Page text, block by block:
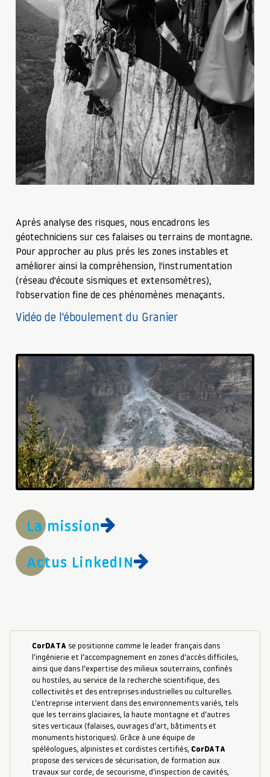
Après analyse des risques, nous encadrons les
géotechniciens sur ces falaises ou terrains de montagne.
Pour approcher au plus prés les zones instables et
améliorer ainsi la compréhension, l'instrumentation
(réseau d'écoute sismiques et extensomètres),
l'observation fine de ces phénomènes menaçants.
Vidéo de l'éboulement du Granier
La mission
Actus LinkedIN
CorDATA se positionne comme le leader français dans
l’ingénierie et l’accompagnement en zones d’accès difficiles,
ainsi que dans l’expertise des milieux souterrains, confinés
ou hostiles, au service de la recherche scientifique, des
collectivités et des entreprises industrielles ou culturelles.
L’entreprise intervient dans des environnements variés, tels
que les terrains glaciaires, la haute montagne et d’autres
sites verticaux (falaises, ouvrages d’art, bâtiments et
monuments historiques). Grâce à une équipe de
spéléologues, alpinistes et cordistes certifiés, CorDATA
propose des services de sécurisation, de formation aux
travaux sur corde, de secourisme, d’inspection de cavités,